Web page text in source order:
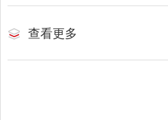
查看更多